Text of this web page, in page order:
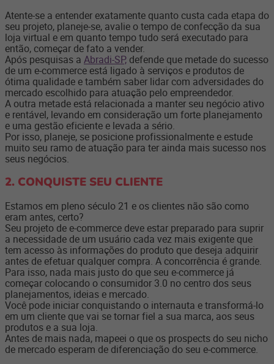
Atente-se a entender exatamente quanto custa cada etapa do
seu projeto, planeje-se, avalie o tempo de confecção da sua
loja virtual e em quanto tempo tudo será executado para
então, começar de fato a vender.
Após pesquisas a Abradi-SP, defende que metade do sucesso
de um e-commerce está ligado à serviços e produtos de
ótima qualidade e também saber lidar com adversidades do
mercado escolhido para atuação pelo empreendedor.
A outra metade está relacionada a manter seu negócio ativo
e rentável, levando em consideração um forte planejamento
e uma gestão eficiente e levada a sério.
Por isso, planeje, se posicione profissionalmente e estude
muito seu ramo de atuação para ter ainda mais sucesso nos
seus negócios.
2. CONQUISTE SEU CLIENTE
Estamos em pleno século 21 e os clientes não são como
eram antes, certo?
Seu projeto de e-commerce deve estar preparado para suprir
a necessidade de um usuário cada vez mais exigente que
tem acesso às informações do produto que deseja adquirir
antes de efetuar qualquer compra. A concorrência é grande.
Para isso, nada mais justo do que seu e-commerce já
começar colocando o consumidor 3.0 no centro dos seus
planejamentos, ideias e mercado.
Você pode iniciar conquistando o internauta e transformá-lo
em um cliente que vai se tornar fiel a sua marca, aos seus
produtos e a sua loja.
Antes de mais nada, mapeei o que os prospects do seu nicho
de mercado esperam de diferenciação do seu e-commerce.